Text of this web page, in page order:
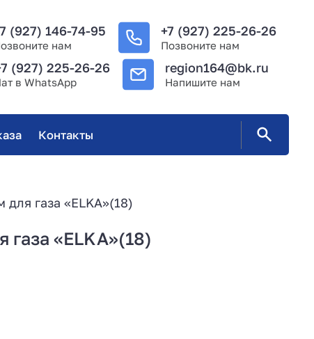
(927) 146-74-95
нам
+7 (927) 225-26-26
Позвоните нам
(927) 225-26-26
в WhatsApp
region164@bk.ru
Напишите нам
Контакты
газа «ELKA»(18)
«ELKA»(18)